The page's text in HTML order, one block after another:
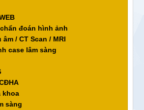
đoán hình ảnh
/ CT Scan / MRI
case lâm sàng
khoa
sàng